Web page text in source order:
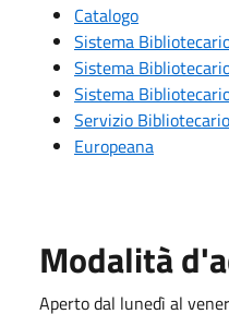
Catalogo
Sistema
Sistema
Sistema
Servizio
Europeana
Modalità
Aperto dal lunedì al